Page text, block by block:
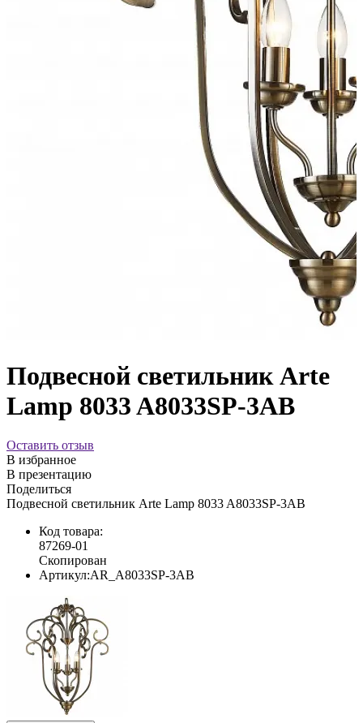
Подвесной светильник Arte
Lamp 8033 A8033SP-3AB
Оставить отзыв
В избранное
В презентацию
Поделиться
Подвесной светильник Arte Lamp 8033 A8033SP-3AB
Код товара:
87269-01
Скопирован
Артикул:AR_A8033SP-3AB